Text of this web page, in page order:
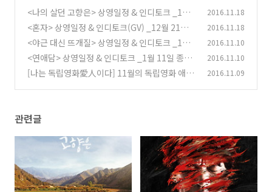
<나의 살던 고향은> 상영일정 & 인디토크 _1월
25일 종영
(0)
2016.11.18
<혼자> 상영일정 & 인디토크(GV) _12월 21일
종영 (0)
2016.11.18
<야근 대신 뜨개질> 상영일정 & 인디토크 _1월
10일 종영
(0)
2016.11.10
<연애담> 상영일정 & 인디토크 _1월 11일 종영
(0)
2016.11.10
[나는 독립영화愛人이다] 11월의 독립영화 애인
2016.11.09
관련글